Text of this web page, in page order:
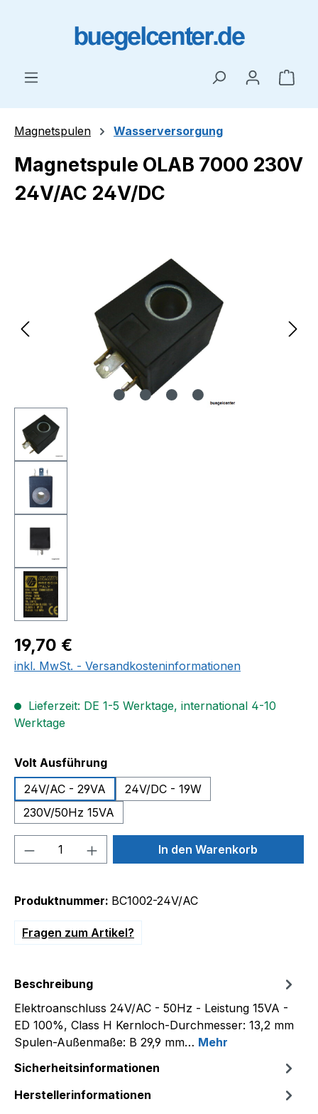
Magnetspulen Wasserversorgung
Magnetspule OLAB 7000 230V
24V/AC 24V/DC
Regulärer Preis:
19,70 €
inkl. MwSt. - Versandkosteninformationen
Lieferzeit: DE 1-5 Werktage, international 4-10
Werktage
Volt Ausführungauswählen
24V/AC - 29VA
24V/DC - 19W
230V/50Hz 15VA
Produkt Anzahl: Gib denIn den Warenkorb
Produktnummer: BC1002-24V/AC
Fragen zum Artikel?
Beschreibung
Elektroanschluss 24V/AC - 50Hz - Leistung 15VA -
ED 100%, Class H Kernloch-Durchmesser: 13,2 mm
Spulen-Außenmaße: B 29,9 mm… Mehr
Sicherheitsinformationen
Herstellerinformationen